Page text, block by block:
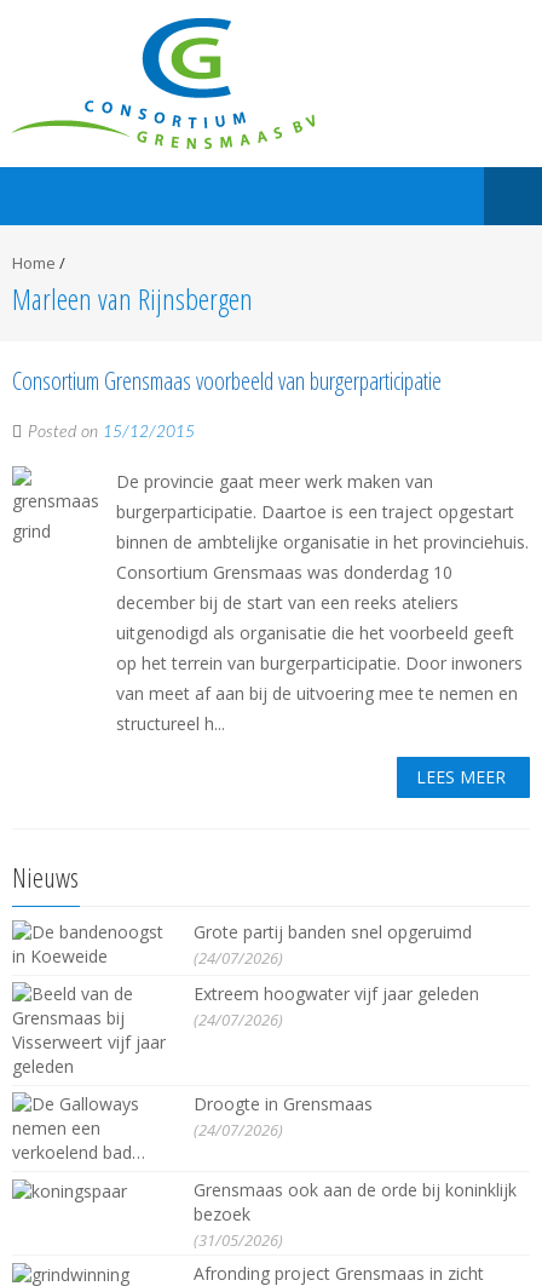
Home /
Marleen van Rijnsbergen
Consortium Grensmaas voorbeeld van burgerparticipatie
Posted on 15/12/2015
De provincie gaat meer werk maken van
burgerparticipatie. Daartoe is een traject opgestart
binnen de ambtelijke organisatie in het provinciehuis.
Consortium Grensmaas was donderdag 10
december bij de start van een reeks ateliers
uitgenodigd als organisatie die het voorbeeld geeft
op het terrein van burgerparticipatie. Door inwoners
van meet af aan bij de uitvoering mee te nemen en
structureel h...
LEES MEER
Nieuws
Grote partij banden snel opgeruimd
(24/07/2026)
Extreem hoogwater vijf jaar geleden
(24/07/2026)
Droogte in Grensmaas
(24/07/2026)
Grensmaas ook aan de orde bij koninklijk
bezoek
(31/05/2026)
Afronding project Grensmaas in zicht